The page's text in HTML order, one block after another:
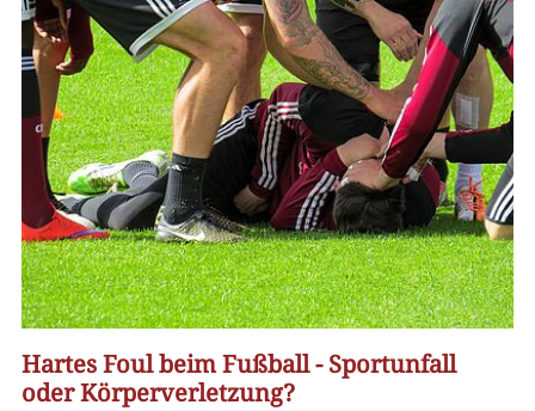
Hartes Foul beim Fußball - Sportunfall
oder Körperverletzung?